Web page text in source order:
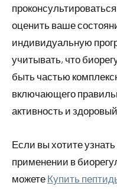
оценить ваше
индивидуальную
учитывать, что
быть частью
включающего
активность и
Если вы хотите
применении в
можете Купить